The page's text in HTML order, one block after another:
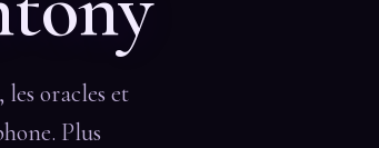
oracles et
Plus